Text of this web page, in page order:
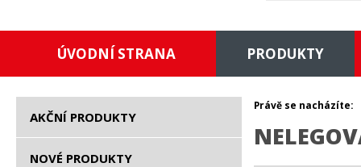
ÚVODNÍ STRANA PRODUKTY
AKČNÍ PRODUKTY
NOVÉ PRODUKTY
Právě se nacházíte: